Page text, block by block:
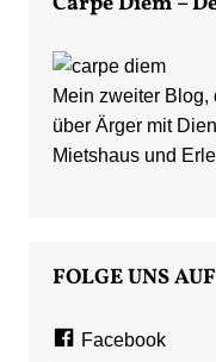
Mein zweiter Blog,
über Ärger mit
Mietshaus und
FOLGE UNS AUF
Facebook